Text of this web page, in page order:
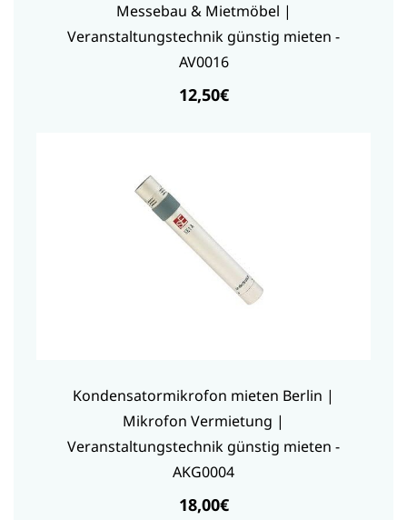
Messebau & Mietmöbel |
Veranstaltungstechnik günstig mieten -
AV0016
12,50€
Kondensatormikrofon mieten Berlin |
Mikrofon Vermietung |
Veranstaltungstechnik günstig mieten -
AKG0004
18,00€